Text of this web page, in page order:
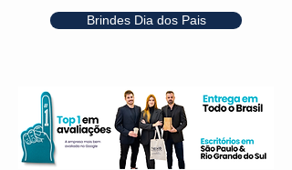
Brindes Dia dos Pais